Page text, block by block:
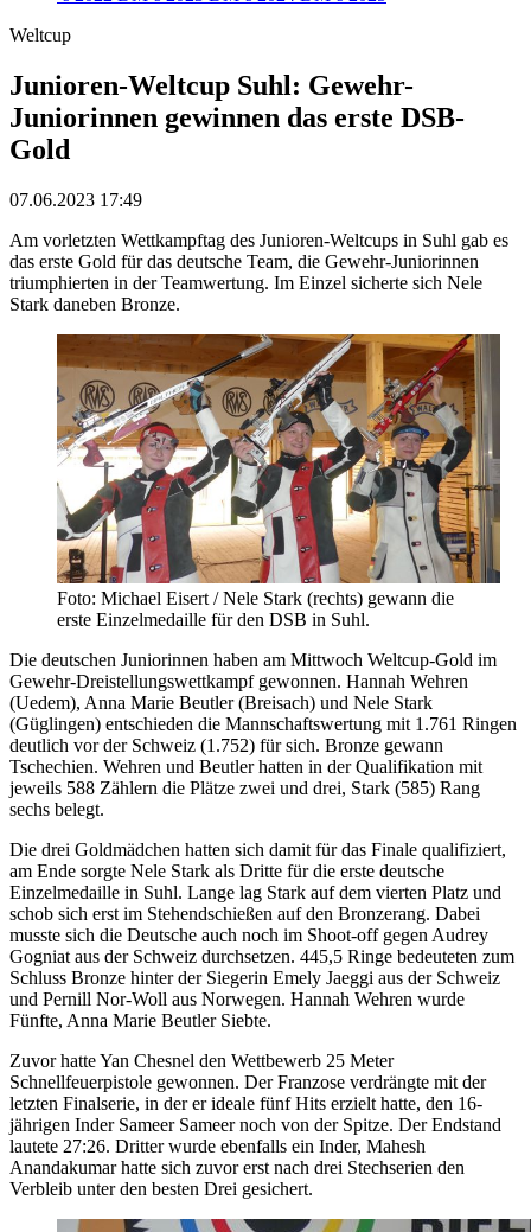
Weltcup
Junioren-Weltcup Suhl: Gewehr-
Juniorinnen gewinnen das erste DSB-
Gold
07.06.2023 17:49
Am vorletzten Wettkampftag des Junioren-Weltcups in Suhl gab es
das erste Gold für das deutsche Team, die Gewehr-Juniorinnen
triumphierten in der Teamwertung. Im Einzel sicherte sich Nele
Stark daneben Bronze.
Foto: Michael Eisert / Nele Stark (rechts) gewann die
erste Einzelmedaille für den DSB in Suhl.
Die deutschen Juniorinnen haben am Mittwoch Weltcup-Gold im
Gewehr-Dreistellungswettkampf gewonnen. Hannah Wehren
(Uedem), Anna Marie Beutler (Breisach) und Nele Stark
(Güglingen) entschieden die Mannschaftswertung mit 1.761 Ringen
deutlich vor der Schweiz (1.752) für sich. Bronze gewann
Tschechien. Wehren und Beutler hatten in der Qualifikation mit
jeweils 588 Zählern die Plätze zwei und drei, Stark (585) Rang
sechs belegt.
Die drei Goldmädchen hatten sich damit für das Finale qualifiziert,
am Ende sorgte Nele Stark als Dritte für die erste deutsche
Einzelmedaille in Suhl. Lange lag Stark auf dem vierten Platz und
schob sich erst im Stehendschießen auf den Bronzerang. Dabei
musste sich die Deutsche auch noch im Shoot-off gegen Audrey
Gogniat aus der Schweiz durchsetzen. 445,5 Ringe bedeuteten zum
Schluss Bronze hinter der Siegerin Emely Jaeggi aus der Schweiz
und Pernill Nor-Woll aus Norwegen. Hannah Wehren wurde
Fünfte, Anna Marie Beutler Siebte.
Zuvor hatte Yan Chesnel den Wettbewerb 25 Meter
Schnellfeuerpistole gewonnen. Der Franzose verdrängte mit der
letzten Finalserie, in der er ideale fünf Hits erzielt hatte, den 16-
jährigen Inder Sameer Sameer noch von der Spitze. Der Endstand
lautete 27:26. Dritter wurde ebenfalls ein Inder, Mahesh
Anandakumar hatte sich zuvor erst nach drei Stechserien den
Verbleib unter den besten Drei gesichert.